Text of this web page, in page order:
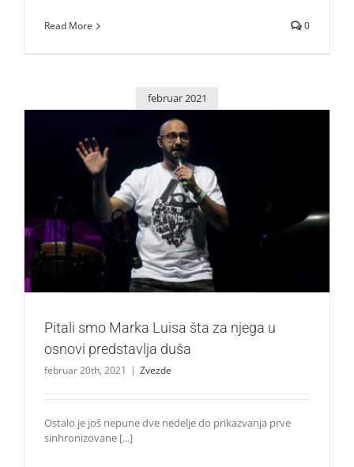
Read More 0
februar 2021
Pitali smo Marka Luisa šta za njega u osnovi predstavlja
duša
Zvezde
Pitali smo Marka Luisa šta za njega u
osnovi predstavlja duša
februar 20th, 2021 | Zvezde
Ostalo je još nepune dve nedelje do prikazvanja prve
sinhronizovane [...]